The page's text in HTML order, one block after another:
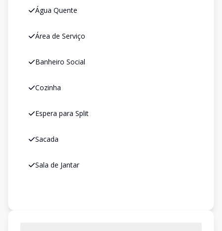
Água Quente
Área de Serviço
Banheiro Social
Cozinha
Espera para Split
Sacada
Sala de Jantar